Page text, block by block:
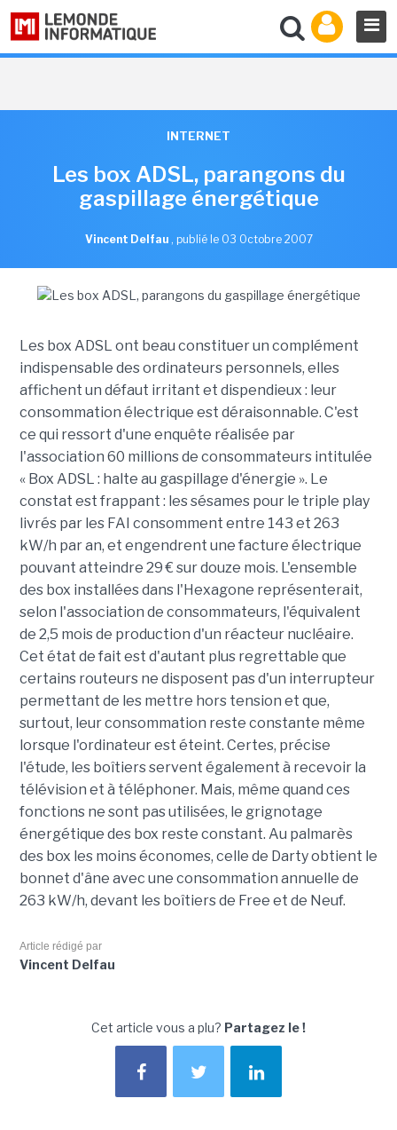
INTERNET
Les box ADSL, parangons du
gaspillage énergétique
Vincent Delfau , publié le 03 Octobre 2007
Les box ADSL ont beau constituer un complément
indispensable des ordinateurs personnels, elles
affichent un défaut irritant et dispendieux : leur
consommation électrique est déraisonnable. C'est
ce qui ressort d'une enquête réalisée par
l'association 60 millions de consommateurs intitulée
« Box ADSL : halte au gaspillage d'énergie ». Le
constat est frappant : les sésames pour le triple play
livrés par les FAI consomment entre 143 et 263
kW/h par an, et engendrent une facture électrique
pouvant atteindre 29 € sur douze mois. L'ensemble
des box installées dans l'Hexagone représenterait,
selon l'association de consommateurs, l'équivalent
de 2,5 mois de production d'un réacteur nucléaire.
Cet état de fait est d'autant plus regrettable que
certains routeurs ne disposent pas d'un interrupteur
permettant de les mettre hors tension et que,
surtout, leur consommation reste constante même
lorsque l'ordinateur est éteint. Certes, précise
l'étude, les boîtiers servent également à recevoir la
télévision et à téléphoner. Mais, même quand ces
fonctions ne sont pas utilisées, le grignotage
énergétique des box reste constant. Au palmarès
des box les moins économes, celle de Darty obtient le
bonnet d'âne avec une consommation annuelle de
263 kW/h, devant les boîtiers de Free et de Neuf.
Article rédigé par
Vincent Delfau
Cet article vous a plu? Partagez le !